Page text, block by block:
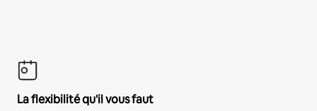
La flexibilité qu'il vous faut